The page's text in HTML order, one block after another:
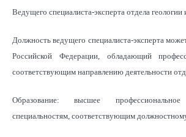
Ведущего специалиста-эксперта отдела геологии
Должность ведущего специалиста-эксперта
Российской Федерации, обладающий
соответствующим направлению деятельности
Образование: высшее
специальностям, соответствующим